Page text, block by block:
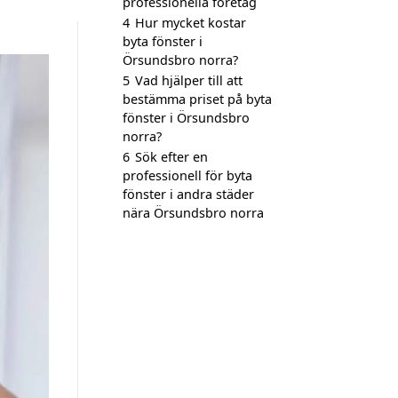
4 Hur mycket kostar
byta fönster i
Örsundsbro norra?
5 Vad hjälper till att
bestämma priset på byta
fönster i Örsundsbro
norra?
6 Sök efter en
professionell för byta
fönster i andra städer
nära Örsundsbro norra